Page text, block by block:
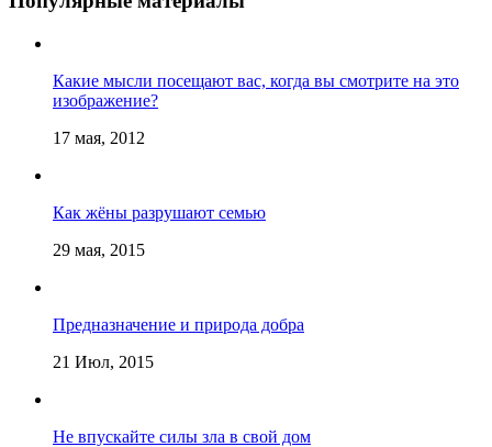
Какие мысли посещают вас, когда вы смотрите на это
изображение?
17 мая, 2012
Как жёны разрушают семью
29 мая, 2015
Предназначение и природа добра
21 Июл, 2015
Не впускайте силы зла в свой дом